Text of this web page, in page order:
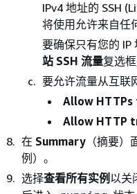
IPv4 地址的 SSH
将使用允许来自任
要确保只有您的 IP
站 SSH 流量复选
要允许流量从互联
Allow
Allow HTTP
在 Summary （摘要
例）。
选择查看所有实例 以关